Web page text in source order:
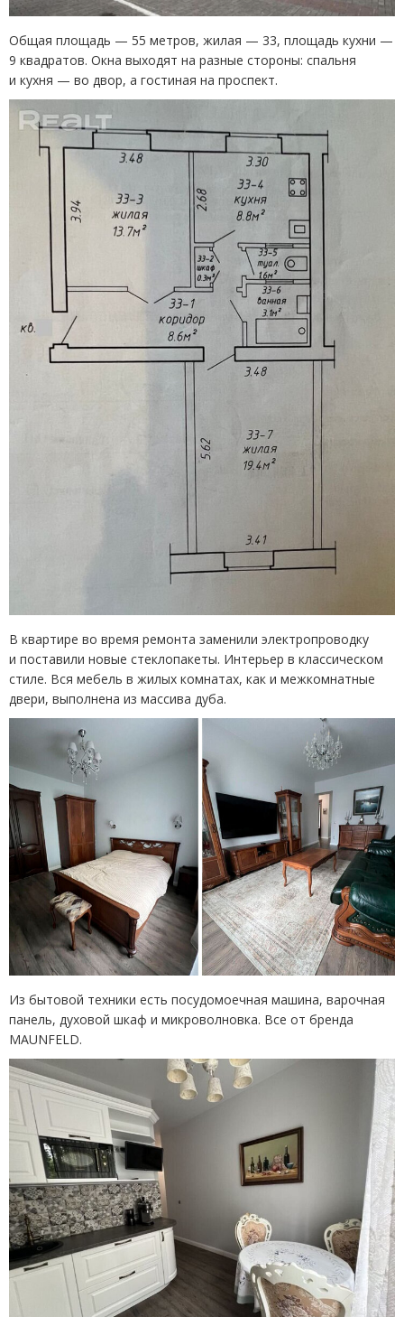
Общая площадь — 55 метров, жилая — 33, площадь кухни —
9 квадратов. Окна выходят на разные стороны: спальня
и кухня — во двор, а гостиная на проспект.
В квартире во время ремонта заменили электропроводку
и поставили новые стеклопакеты. Интерьер в классическом
стиле. Вся мебель в жилых комнатах, как и межкомнатные
двери, выполнена из массива дуба.
Из бытовой техники есть посудомоечная машина, варочная
панель, духовой шкаф и микроволновка. Все от бренда
MAUNFELD.